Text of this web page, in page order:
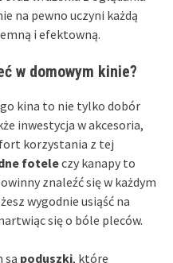
na pewno uczyni każdą
i efektowną.
w domowym kinie?
kina to nie tylko dobór
inwestycja w akcesoria,
korzystania z tej
foteleczy kanapy to
znaleźć się w każdym
wygodnie usiąść na
się o bóle pleców.
są poduszki, które